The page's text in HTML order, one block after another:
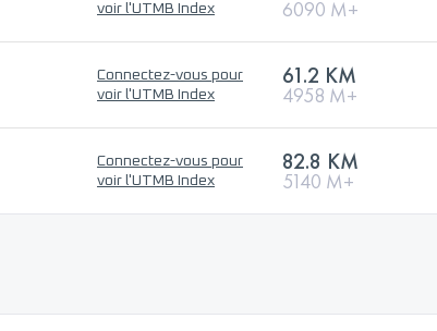
voir l'UTMB Index
6090 M+
Connectez-vous pour
voir l'UTMB Index
61.2 KM
4958 M+
Connectez-vous pour
voir l'UTMB Index
82.8 KM
5140 M+